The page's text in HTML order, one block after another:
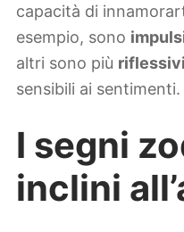
capacità di
esempio, sono
altri sono più
sensibili ai sentimenti.
I segni
inclini